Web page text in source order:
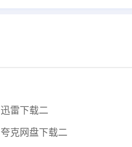
迅雷下载二
夸克网盘下载二